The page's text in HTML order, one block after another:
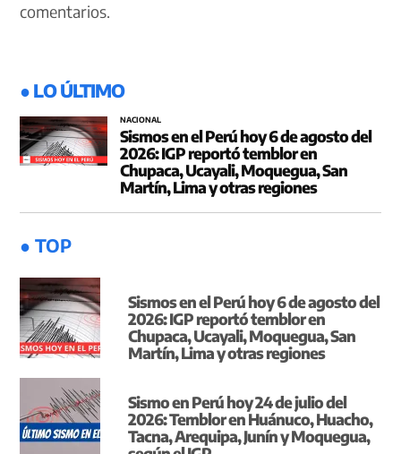
comentarios.
● LO ÚLTIMO
NACIONAL
Sismos en el Perú hoy 6 de agosto del
2026: IGP reportó temblor en
Chupaca, Ucayali, Moquegua, San
Martín, Lima y otras regiones
● TOP
Sismos en el Perú hoy 6 de agosto del
2026: IGP reportó temblor en
Chupaca, Ucayali, Moquegua, San
Martín, Lima y otras regiones
Sismo en Perú hoy 24 de julio del
2026: Temblor en Huánuco, Huacho,
Tacna, Arequipa, Junín y Moquegua,